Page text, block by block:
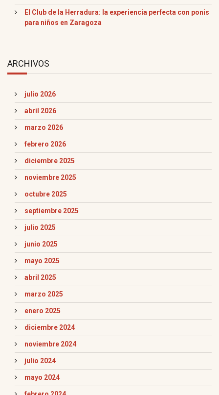
El Club de la Herradura: la experiencia perfecta con ponis
para niños en Zaragoza
ARCHIVOS
julio 2026
abril 2026
marzo 2026
febrero 2026
diciembre 2025
noviembre 2025
octubre 2025
septiembre 2025
julio 2025
junio 2025
mayo 2025
abril 2025
marzo 2025
enero 2025
diciembre 2024
noviembre 2024
julio 2024
mayo 2024